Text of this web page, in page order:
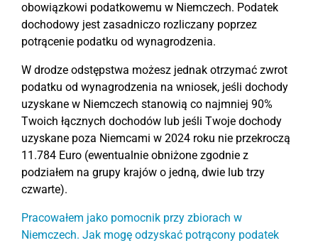
obowiązkowi podatkowemu w Niemczech. Podatek
dochodowy jest zasadniczo rozliczany poprzez
potrącenie podatku od wynagrodzenia.
W drodze odstępstwa możesz jednak otrzymać zwrot
podatku od wynagrodzenia na wniosek, jeśli dochody
uzyskane w Niemczech stanowią co najmniej 90%
Twoich łącznych dochodów lub jeśli Twoje dochody
uzyskane poza Niemcami w 2024 roku nie przekroczą
11.784 Euro (ewentualnie obniżone zgodnie z
podziałem na grupy krajów o jedną, dwie lub trzy
czwarte).
Pracowałem jako pomocnik przy zbiorach w
Niemczech. Jak mogę odzyskać potrącony podatek